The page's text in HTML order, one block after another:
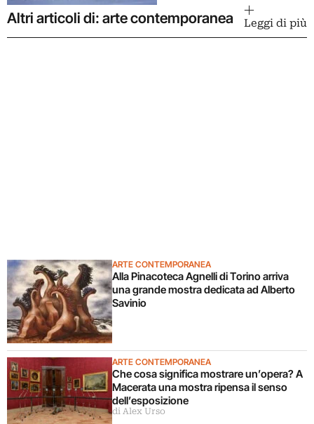
Altri articoli di: arte contemporanea Leggi di più
ARTE CONTEMPORANEA
Alla Pinacoteca Agnelli di Torino arriva
una grande mostra dedicata ad Alberto
Savinio
ARTE CONTEMPORANEA
Che cosa significa mostrare un’opera? A
Macerata una mostra ripensa il senso
dell’esposizione
di Alex Urso